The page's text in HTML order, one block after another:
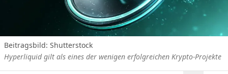
Beitragsbild: Shutterstock
Hyperliquid gilt als eines der wenigen erfolgreichen Krypto-Projekte